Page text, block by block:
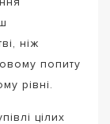
ніж
попиту
рівні.
цілих